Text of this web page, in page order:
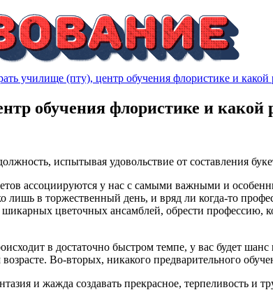
училище (пту), центр обучения флористике и какой
обучения флористике и какой
испытывая удовольствие от составления
ассоциируются у нас с самыми важными и
лишь в торжественный день, и вряд ли когда-то
цветочных ансамблей, обрести профессию,
в достаточно быстром темпе, у вас будет
Во-вторых, никакого предварительного
и жажда создавать прекрасное, терпеливость и